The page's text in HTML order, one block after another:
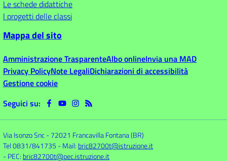
Le schede didattiche
I progetti delle classi
Mappa del sito
Amministrazione TrasparenteAlbo onlineInvia una MAD
Privacy PolicyNote LegaliDichiarazioni di accessibilità
Gestione cookie
Seguici su:
Via Isonzo Snc-72021 Francavilla Fontana (BR)
Tel 0831/841735 - Mail: bric82700t@istruzione.it
- PEC: bric82700t@pec.istruzione.it